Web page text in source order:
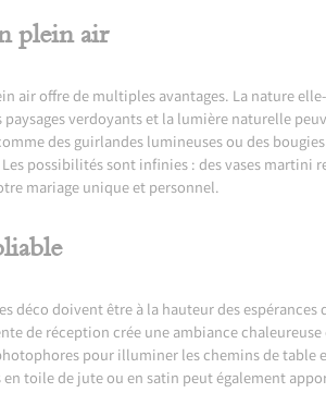
plein air
air offre de multiples avantages. La nature
paysages verdoyants et la lumière naturelle
des guirlandes lumineuses ou des
possibilités sont infinies : des vases martini
mariage unique et personnel.
déco doivent être à la hauteur des
de réception crée une ambiance
pour illuminer les chemins de table
en toile de jute ou en satin peut également